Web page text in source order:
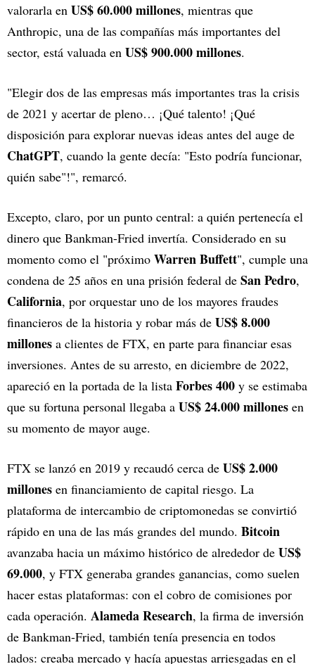
valorarla en US$ 60.000 millones, mientras que
Anthropic, una de las compañías más importantes del
sector, está valuada en US$ 900.000 millones.
"Elegir dos de las empresas más importantes tras la crisis
de 2021 y acertar de pleno… ¡Qué talento! ¡Qué
disposición para explorar nuevas ideas antes del auge de
ChatGPT, cuando la gente decía: "Esto podría funcionar,
quién sabe"!", remarcó.
Excepto, claro, por un punto central: a quién pertenecía el
dinero que Bankman-Fried invertía. Considerado en su
momento como el "próximo Warren Buffett", cumple una
condena de 25 años en una prisión federal de San Pedro,
California, por orquestar uno de los mayores fraudes
financieros de la historia y robar más de US$ 8.000
millones a clientes de FTX, en parte para financiar esas
inversiones. Antes de su arresto, en diciembre de 2022,
apareció en la portada de la lista Forbes 400 y se estimaba
que su fortuna personal llegaba a US$ 24.000 millones en
su momento de mayor auge.
FTX se lanzó en 2019 y recaudó cerca de US$ 2.000
millones en financiamiento de capital riesgo. La
plataforma de intercambio de criptomonedas se convirtió
rápido en una de las más grandes del mundo. Bitcoin
avanzaba hacia un máximo histórico de alrededor de US$
69.000, y FTX generaba grandes ganancias, como suelen
hacer estas plataformas: con el cobro de comisiones por
cada operación. Alameda Research, la firma de inversión
de Bankman-Fried, también tenía presencia en todos
lados: creaba mercado y hacía apuestas arriesgadas en el